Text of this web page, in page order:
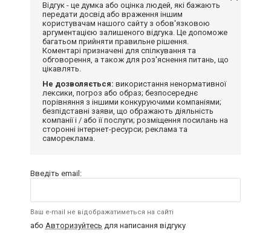
Відгук - це думка або оцінка людей, які бажають
передати досвід або враження іншим
користувачам нашого сайту з обов'язковою
аргументацією залишеного відгука. Це допоможе
багатьом прийняти правильне рішення.
Коментарі призначені для спілкування та
обговорення, а також для роз'яснення питань, що
цікавлять.
Не дозволяється: використання ненормативної
лексики, погроз або образ; безпосереднє
порівняння з іншими конкуруючими компаніями;
безпідставні заяви, що ображають діяльність
компанії і / або її послуги; розміщення посилань на
сторонні інтернет-ресурси; реклама та
самореклама.
Введіть email:
Ваш e-mail не відображатиметься на сайті
або Авторизуйтесь для написання відгуку